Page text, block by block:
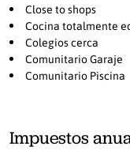
Close to shops
Cocina totalmente
Colegios cerca
Comunitario Garaje
Comunitario Piscina
Impuestos